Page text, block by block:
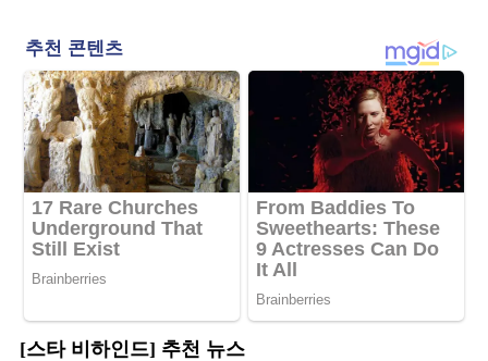
[스타 비하인드] 추천 뉴스